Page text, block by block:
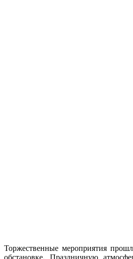
Торжественные мероприятия
обстановке. Праздничную